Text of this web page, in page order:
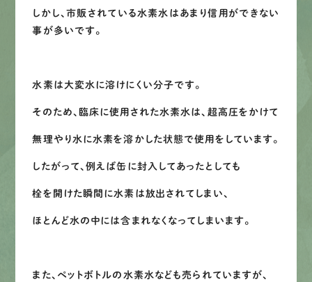
しかし、市販されている水素水はあまり信用ができない
事が多いです。
水素は大変水に溶けにくい分子です。
そのため、臨床に使用された水素水は、超高圧をかけて
無理やり水に水素を溶かした状態で使用をしています。
したがって、例えば缶に封入してあったとしても
栓を開けた瞬間に水素は放出されてしまい、
ほとんど水の中には含まれなくなってしまいます。
また、ペットボトルの水素水なども売られていますが、